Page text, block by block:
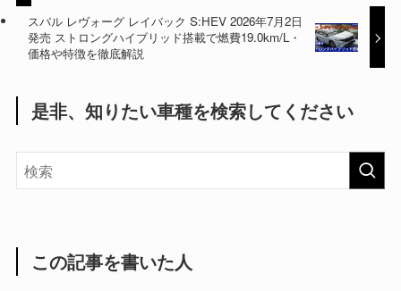
スバル レヴォーグ レイバック S:HEV 2026年7月2日
発売 ストロングハイブリッド搭載で燃費19.0km/L・
価格や特徴を徹底解説
是非、知りたい車種を検索してください
この記事を書いた人